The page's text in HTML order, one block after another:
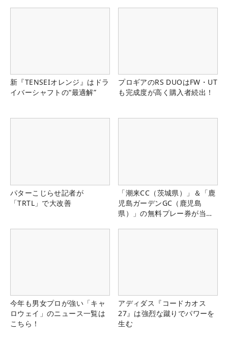
新『TENSEIオレンジ』はドラ
イバーシャフトの“最適解”
プロギアのRS DUOはFW・UT
も完成度が高く購入者続出！
パターこじらせ記者が
「TRTL」で大改善
「潮来CC（茨城県）」＆「鹿
児島ガーデンGC（鹿児島
県）」の無料プレー券が当た
今年も男女プロが強い「キャ
ロウェイ」のニュース一覧は
こちら！
アディダス『コードカオス
27』は強烈な蹴りでパワーを
生む